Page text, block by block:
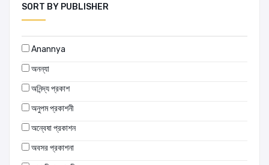
আহমেদ খান হীরক
আহসান হাবীব
আহসান হাবীব (কার্টুনিস্ট)
ইকবাল খন্দকার
ইন্দ্রমিত্র
ইমদাদুল হক মিলন
SORT BY PUBLISHER
Anannya
অনন্যা
অনিন্দ্য প্রকাশ
অনুপম প্রকাশনী
অন্বেষা প্রকাশন
অবসর প্রকাশনা